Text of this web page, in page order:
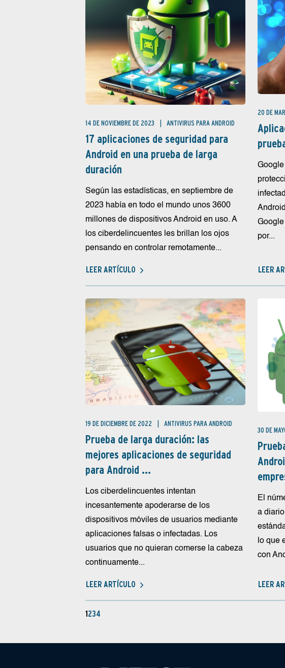
14 DE NOVIEMBRE DE 2023 ANTIVIRUS PARA ANDROID
17 aplicaciones de seguridad para
Android en una prueba de larga
duración
Según las estadísticas, en septiembre de
2023 había en todo el mundo unos 3600
millones de dispositivos Android en uso. A
los ciberdelincuentes les brillan los ojos
pensando en controlar remotamente...
LEER ARTÍCULO
20 DE
por...
LEER
19 DE DICIEMBRE DE 2022 ANTIVIRUS PARA ANDROID
Prueba de larga duración: las
mejores aplicaciones de seguridad
para Android ...
Los ciberdelincuentes intentan
incesantemente apoderarse de los
dispositivos móviles de usuarios mediante
aplicaciones falsas o infectadas. Los
usuarios que no quieran comerse la cabeza
continuamente...
LEER ARTÍCULO
30 DE
El
a
lo que
con
LEER
1234